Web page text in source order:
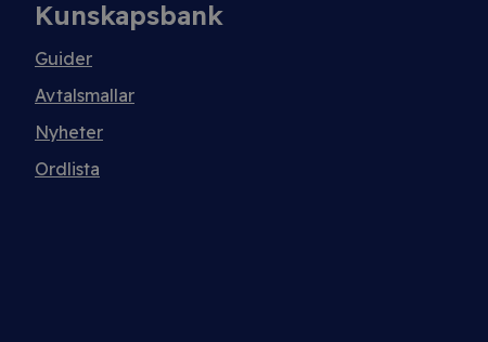
Kunskapsbank
Guider
Avtalsmallar
Nyheter
Ordlista